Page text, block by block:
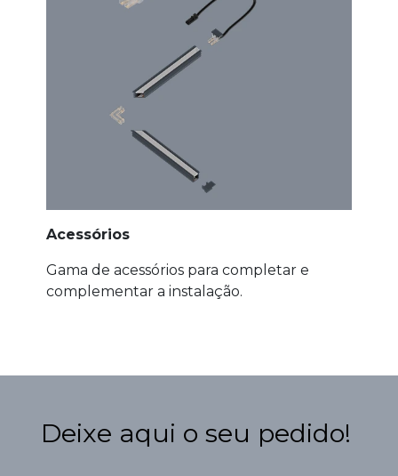
Acessórios
Gama de acessórios para completar e
complementar a instalação.
Deixe aqui o seu pedido!